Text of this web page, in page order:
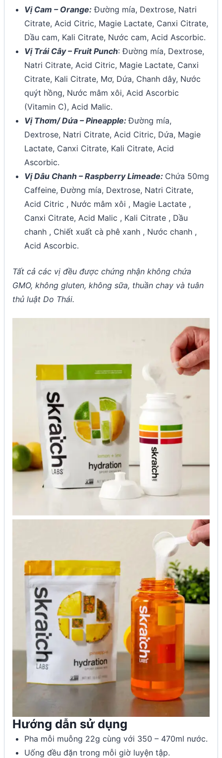
Vị Cam – Orange: Đường mía, Dextrose, Natri
Citrate, Acid Citric, Magie Lactate, Canxi Citrate,
Dầu cam, Kali Citrate, Nước cam, Acid Ascorbic.
Vị Trái Cây – Fruit Punch: Đường mía, Dextrose,
Natri Citrate, Acid Citric, Magie Lactate, Canxi
Citrate, Kali Citrate, Mơ, Dứa, Chanh dây, Nước
quýt hồng, Nước mâm xôi, Acid Ascorbic
(Vitamin C), Acid Malic.
Vị Thơm/ Dứa – Pineapple:Đường mía,
Dextrose, Natri Citrate, Acid Citric, Dứa, Magie
Lactate, Canxi Citrate, Kali Citrate, Acid
Ascorbic.
Vị Dâu Chanh – Raspberry Limeade: Chứa 50mg
Caffeine, Đường mía, Dextrose, Natri Citrate,
Acid Citric , Nước mâm xôi , Magie Lactate ,
Canxi Citrate, Acid Malic , Kali Citrate , Dầu
chanh , Chiết xuất cà phê xanh , Nước chanh ,
Acid Ascorbic.
Tất cả các vị đều được chứng nhận không chứa
GMO, không gluten, không sữa, thuần chay và tuân
thủ luật Do Thái.
Hướng dẫn sử dụng
Pha mỗi muỗng 22g cùng với 350 – 470ml nước.
Uống đều đặn trong mỗi giờ luyện tập.